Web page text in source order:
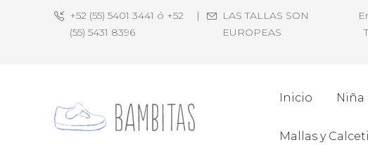
+52 (55) 5401 3441 ó +52
(55) 5431 8396
|
LAS TALLAS SON
EUROPEAS
Inicio Niña
Mallas y